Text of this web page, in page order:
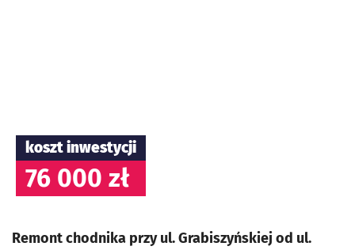
koszt inwestycji
76 000 zł
Remont chodnika przy ul. Grabiszyńskiej od ul.